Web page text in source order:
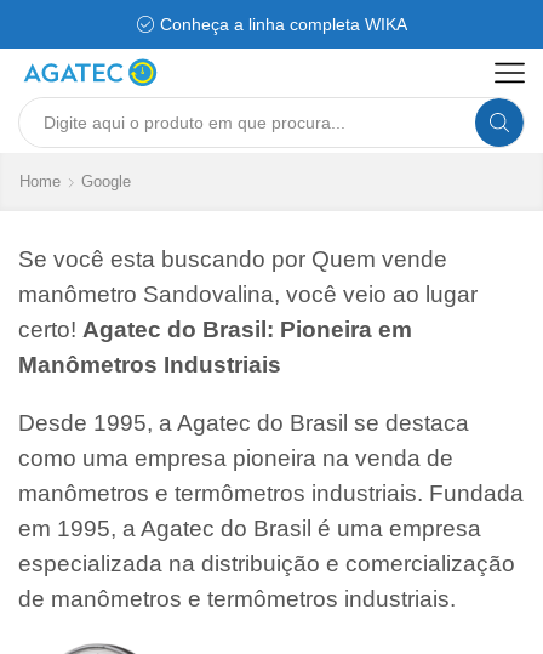
Conheça a linha completa WIKA
Search
Home Google
Se você esta buscando por Quem vende
manômetro Sandovalina, você veio ao lugar
certo! Agatec do Brasil: Pioneira em
Manômetros Industriais
Desde 1995, a Agatec do Brasil se destaca
como uma empresa pioneira na venda de
manômetros e termômetros industriais. Fundada
em 1995, a Agatec do Brasil é uma empresa
especializada na distribuição e comercialização
de manômetros e termômetros industriais.